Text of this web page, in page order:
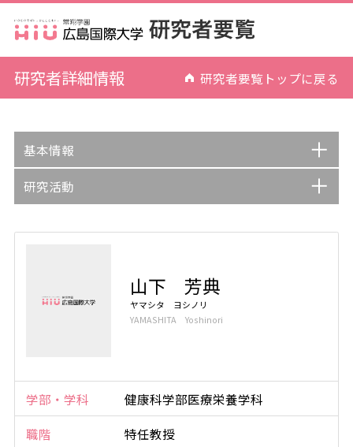
研究者詳細情報 研究者要覧トップに戻る
基本情報
研究活動
山下 芳典
ヤマシタ ヨシノリ
YAMASHITA Yoshinori
学部・学科
健康科学部医療栄養学科
職階
特任教授